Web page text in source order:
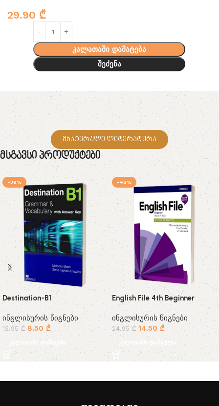
29.90 ₾
კალათაში დამატება
შეძენა
მხატვრული ლიტერატურა
Მსგავსი Პროდუქტები
-39%
Destination-B1
ინგლისურის წიგნები
13.95₾ 8.50₾
კალათაში დამატება
-42%
English File 4th Beginner
ინგლისურის წიგნები
24.95₾ 14.50 ₾
კალათაში დამატება